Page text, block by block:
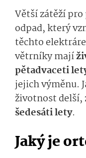
Větší zátěží
odpad, který
těchto
větrníky mají
pětadvaceti
jejich výměnu.
životnost delší,
šedesáti lety.
Jaký je